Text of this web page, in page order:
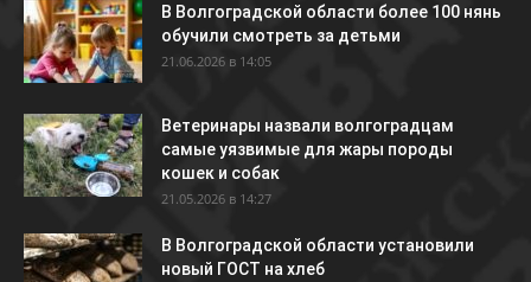
В Волгоградской области более 100 нянь
обучили смотреть за детьми
21.06.2026 в 14:05
Ветеринары назвали волгоградцам
самые уязвимые для жары породы
кошек и собак
21.05.2026 в 14:27
В Волгоградской области установили
новый ГОСТ на хлеб